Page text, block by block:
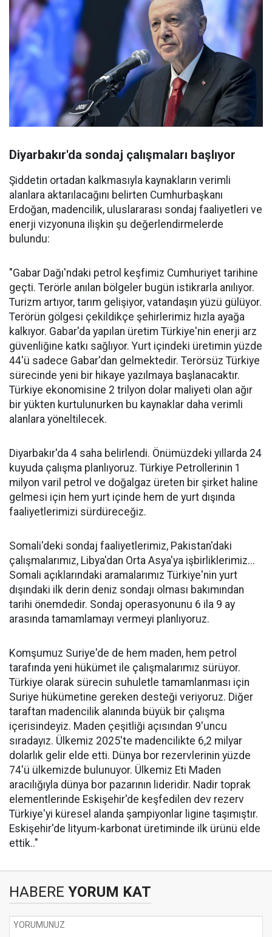
Diyarbakır'da sondaj çalışmaları başlıyor
Şiddetin ortadan kalkmasıyla kaynakların verimli
alanlara aktarılacağını belirten Cumhurbaşkanı
Erdoğan, madencilik, uluslararası sondaj faaliyetleri ve
enerji vizyonuna ilişkin şu değerlendirmelerde
bulundu:
"Gabar Dağı'ndaki petrol keşfimiz Cumhuriyet tarihine
geçti. Terörle anılan bölgeler bugün istikrarla anılıyor.
Turizm artıyor, tarım gelişiyor, vatandaşın yüzü gülüyor.
Terörün gölgesi çekildikçe şehirlerimiz hızla ayağa
kalkıyor. Gabar'da yapılan üretim Türkiye'nin enerji arz
güvenliğine katkı sağlıyor. Yurt içindeki üretimin yüzde
44'ü sadece Gabar'dan gelmektedir. Terörsüz Türkiye
sürecinde yeni bir hikaye yazılmaya başlanacaktır.
Türkiye ekonomisine 2 trilyon dolar maliyeti olan ağır
bir yükten kurtulunurken bu kaynaklar daha verimli
alanlara yöneltilecek.
Diyarbakır'da 4 saha belirlendi. Önümüzdeki yıllarda 24
kuyuda çalışma planlıyoruz. Türkiye Petrollerinin 1
milyon varil petrol ve doğalgaz üreten bir şirket haline
gelmesi için hem yurt içinde hem de yurt dışında
faaliyetlerimizi sürdüreceğiz.
Somali'deki sondaj faaliyetlerimiz, Pakistan'daki
çalışmalarımız, Libya'dan Orta Asya'ya işbirliklerimiz...
Somali açıklarındaki aramalarımız Türkiye'nin yurt
dışındaki ilk derin deniz sondajı olması bakımından
tarihi önemdedir. Sondaj operasyonunu 6 ila 9 ay
arasında tamamlamayı vermeyi planlıyoruz.
Komşumuz Suriye'de de hem maden, hem petrol
tarafında yeni hükümet ile çalışmalarımız sürüyor.
Türkiye olarak sürecin suhuletle tamamlanması için
Suriye hükümetine gereken desteği veriyoruz. Diğer
taraftan madencilik alanında büyük bir çalışma
içerisindeyiz. Maden çeşitliği açısından 9'uncu
sıradayız. Ülkemiz 2025'te madencilikte 6,2 milyar
dolarlık gelir elde etti. Dünya bor rezervlerinin yüzde
74'ü ülkemizde bulunuyor. Ülkemiz Eti Maden
aracılığıyla dünya bor pazarının lideridir. Nadir toprak
elementlerinde Eskişehir'de keşfedilen dev rezerv
Türkiye'yi küresel alanda şampiyonlar ligine taşımıştır.
Eskişehir'de lityum-karbonat üretiminde ilk ürünü elde
ettik.."
HABERE YORUM KAT